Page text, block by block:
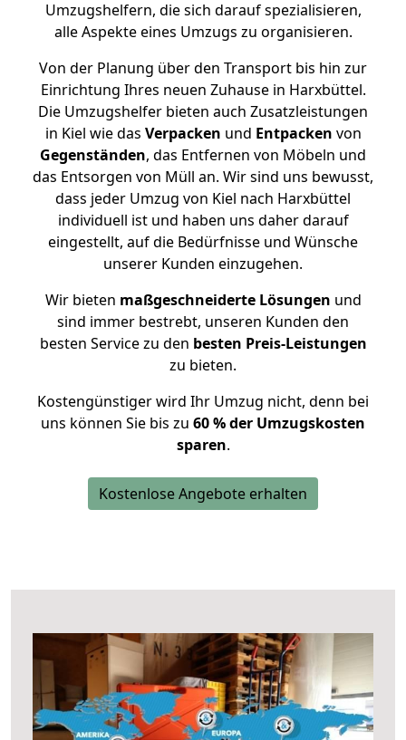
Umzugshelfern, die sich darauf spezialisieren,
alle Aspekte eines Umzugs zu organisieren.
Von der Planung über den Transport bis hin zur
Einrichtung Ihres neuen Zuhause in Harxbüttel.
Die Umzugshelfer bieten auch Zusatzleistungen
in Kiel wie das Verpacken und Entpacken von
Gegenständen, das Entfernen von Möbeln und
das Entsorgen von Müll an. Wir sind uns bewusst,
dass jeder Umzug von Kiel nach Harxbüttel
individuell ist und haben uns daher darauf
eingestellt, auf die Bedürfnisse und Wünsche
unserer Kunden einzugehen.
Wir bieten maßgeschneiderte Lösungen und
sind immer bestrebt, unseren Kunden den
besten Service zu den besten Preis-Leistungen
zu bieten.
Kostengünstiger wird Ihr Umzug nicht, denn bei
uns können Sie bis zu 60 % der Umzugskosten
sparen.
Kostenlose Angebote erhalten